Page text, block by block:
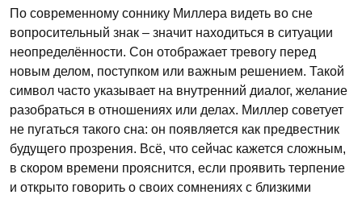
По современному соннику Миллера видеть во сне
вопросительный знак – значит находиться в ситуации
неопределённости. Сон отображает тревогу перед
новым делом, поступком или важным решением. Такой
символ часто указывает на внутренний диалог, желание
разобраться в отношениях или делах. Миллер советует
не пугаться такого сна: он появляется как предвестник
будущего прозрения. Всё, что сейчас кажется сложным,
в скором времени прояснится, если проявить терпение
и открыто говорить о своих сомнениях с близкими